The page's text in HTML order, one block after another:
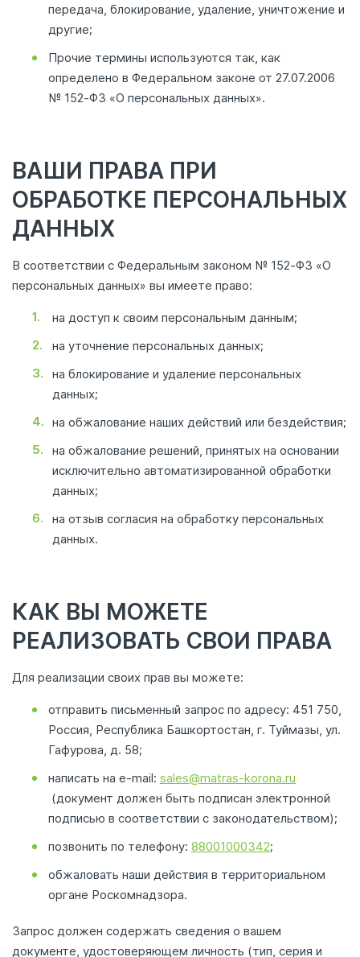
передача, блокирование, удаление, уничтожение и
другие;
Прочие термины используются так, как
определено в Федеральном законе от 27.07.2006
№ 152‑ФЗ «О персональных данных».
ВАШИ ПРАВА ПРИ
ОБРАБОТКЕ ПЕРСОНАЛЬНЫХ
ДАННЫХ
В соответствии с Федеральным законом № 152‑ФЗ «О
персональных данных» вы имеете право:
на доступ к своим персональным данным;
на уточнение персональных данных;
на блокирование и удаление персональных
данных;
на обжалование наших действий или бездействия;
на обжалование решений, принятых на основании
исключительно автоматизированной обработки
данных;
на отзыв согласия на обработку персональных
данных.
КАК ВЫ МОЖЕТЕ
РЕАЛИЗОВАТЬ СВОИ ПРАВА
Для реализации своих прав вы можете:
отправить письменный запрос по адресу: 451 750,
Россия, Республика Башкортостан, г. Туймазы, ул.
Гафурова, д. 58;
написать на e-mail: sales@matras-korona.ru
(документ должен быть подписан электронной
подписью в соответствии с законодательством);
позвонить по телефону: 88001000342;
обжаловать наши действия в территориальном
органе Роскомнадзора.
Запрос должен содержать сведения о вашем
документе, удостоверяющем личность (тип, серия и